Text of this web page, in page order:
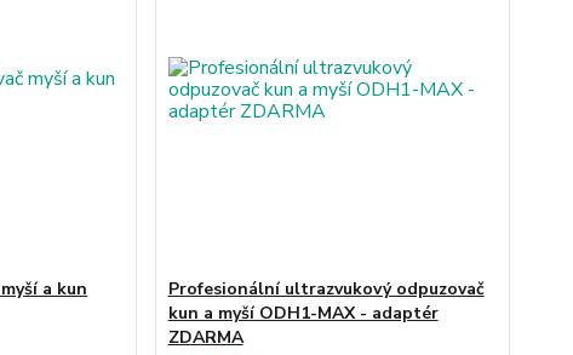
a kun
Profesionální ultrazvukový odpuzovač
kun a myší ODH1-MAX - adaptér
ZDARMA